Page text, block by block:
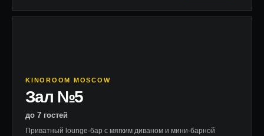
KINOROOM MOSCOW
Зал №5
до 7 гостей
Приватный lounge-бар с мягким диваном и мини-барной